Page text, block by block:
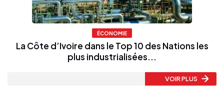
ÉCONOMIE
La Côte d’Ivoire dans le Top 10 des Nations les
plus industrialisées...
VOIR PLUS